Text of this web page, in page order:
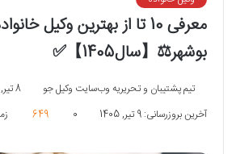
معرفی 10 تا از بهترین وکیل
بوشهر⚖️【سال1405】✅
تیم پشتیبان و تحریریه وب‌سایت وکیل جو
8 تیر, 1405
آخرین بروزرسانی: 9 تیر, 1405
0
649